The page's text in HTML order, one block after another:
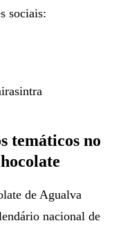
sociais:
temáticos no
de Agualva
nacional de